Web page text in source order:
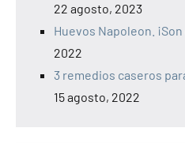
22 agosto, 2023
Huevos Napoleon.
2022
3 remedios caseros
15 agosto, 2022